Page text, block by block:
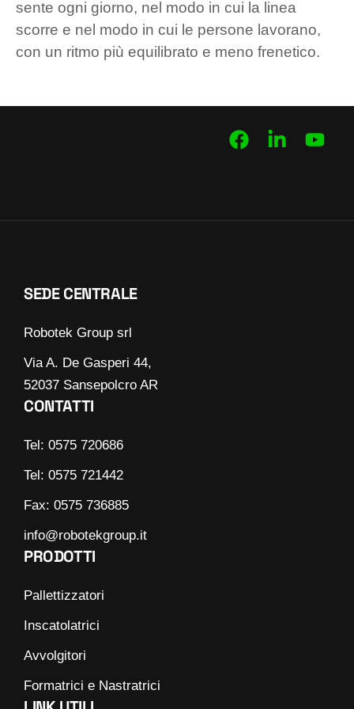
sente ogni giorno, nel modo in cui la linea
scorre e nel modo in cui le persone lavorano,
con un ritmo più equilibrato e meno frenetico.
SEDE CENTRALE
Robotek Group srl
Via A. De Gasperi 44,
52037 Sansepolcro AR
CONTATTI
Tel: 0575 720686
Tel: 0575 721442
Fax: 0575 736885
info@robotekgroup.it
PRODOTTI
Pallettizzatori
Inscatolatrici
Avvolgitori
Formatrici e Nastratrici